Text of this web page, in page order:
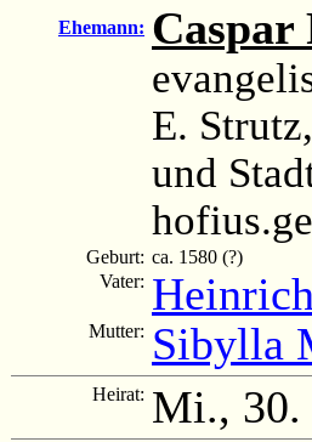
Ehemann:
E.
und
Geburt: ca. 1580 (?)
Vater:
Mutter: Sibylla
Heirat: Mi., 30.